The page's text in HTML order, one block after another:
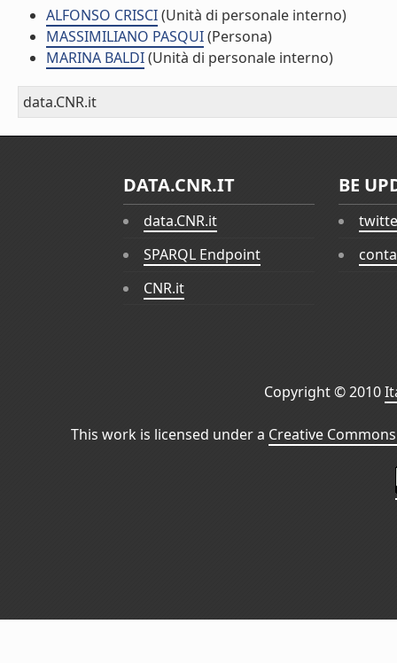
ALFONSO CRISCI(Unità di personale interno)
MASSIMILIANO PASQUI(Persona)
MARINA BALDI(Unità di personale interno)
data.CNR.it
DATA.CNR.IT
data.CNR.it
SPARQL Endpoint
CNR.it
BE
Copyright © 2010
This work is licensed under a Creative